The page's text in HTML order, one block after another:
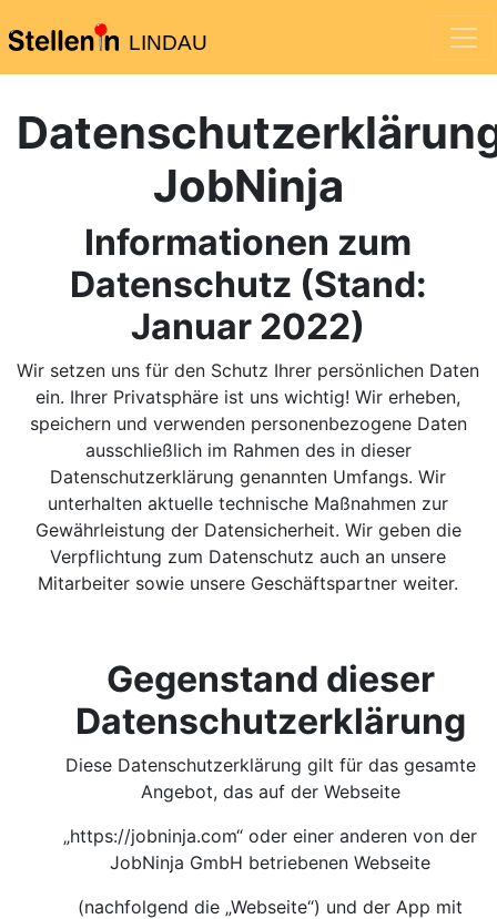
LINDAU
JobNinja
Informationen zum
Datenschutz (Stand:
Januar 2022)
Wir setzen uns für den Schutz Ihrer persönlichen Daten
ein. Ihrer Privatsphäre ist uns wichtig! Wir erheben,
speichern und verwenden personenbezogene Daten
ausschließlich im Rahmen des in dieser
Datenschutzerklärung genannten Umfangs. Wir
unterhalten aktuelle technische Maßnahmen zur
Gewährleistung der Datensicherheit. Wir geben die
Verpflichtung zum Datenschutz auch an unsere
Mitarbeiter sowie unsere Geschäftspartner weiter.
Gegenstand dieser
Datenschutzerklärung
Diese Datenschutzerklärung gilt für das gesamte
Angebot, das auf der Webseite
„https://jobninja.com“ oder einer anderen von der
JobNinja GmbH betriebenen Webseite
(nachfolgend die „Webseite“) und der App mit